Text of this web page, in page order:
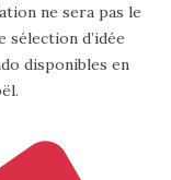
ne sera pas le
sélection d’idée
disponibles en